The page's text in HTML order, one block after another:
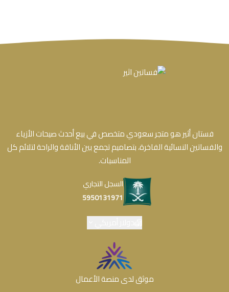
فستان أثير هو متجر سعودي متخصص في بيع أحدث صيحات الأزياء
والفساتين النسائية الفاخرة، بتصاميم تجمع بين الأناقة والراحة لتلائم كل
المناسبات.
السجل التجاري
5950131971
موثق لدى منصة الأعمال